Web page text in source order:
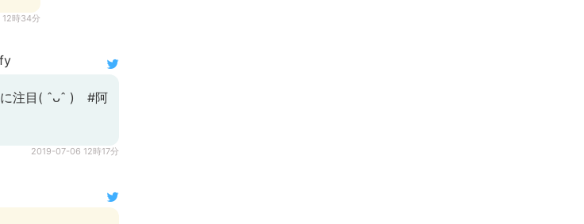
時34分
に注目( ˆᴗˆ ) #阿
2019-07-06 12時17分